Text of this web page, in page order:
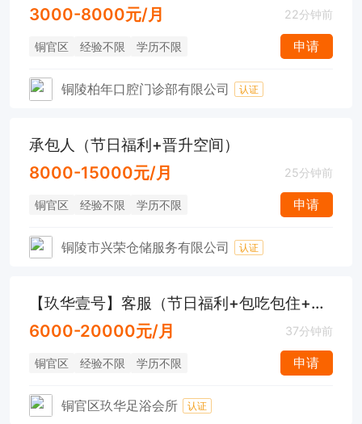
3000-8000元/月 22分钟前
铜官区 经验不限 学历不限 申请
铜陵柏年口腔门诊部有限公司 认证
承包人（节日福利+晋升空间）
8000-15000元/月 25分钟前
铜官区 经验不限 学历不限 申请
铜陵市兴荣仓储服务有限公司 认证
【玖华壹号】客服（节日福利+包吃包住+高提成+免费培训）
6000-20000元/月 37分钟前
铜官区 经验不限 学历不限 申请
铜官区玖华足浴会所 认证